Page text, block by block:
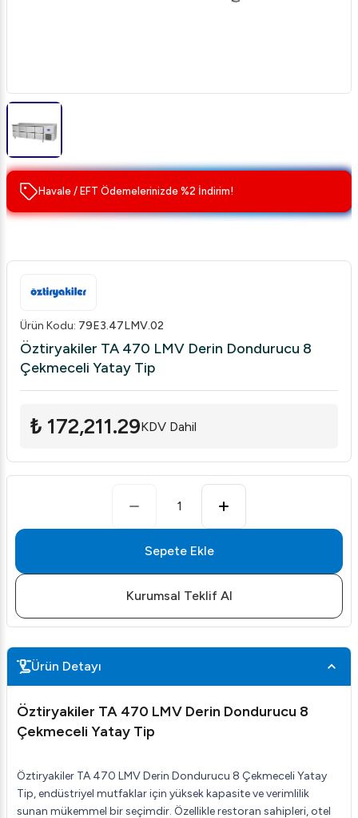
Havale / EFT Ödemelerinizde %2 İndirim!
Ürün Kodu: 79E3.47LMV.02
Öztiryakiler TA 470 LMV Derin Dondurucu 8
Çekmeceli Yatay Tip
₺ 172,211.29KDV Dahil
1
Sepete Ekle
Kurumsal Teklif Al
Ürün Detayı
Öztiryakiler TA 470 LMV Derin Dondurucu 8
Çekmeceli Yatay Tip
Öztiryakiler TA 470 LMV Derin Dondurucu 8 Çekmeceli Yatay
Tip, endüstriyel mutfaklar için yüksek kapasite ve verimlilik
sunan mükemmel bir seçimdir. Özellikle restoran sahipleri, otel